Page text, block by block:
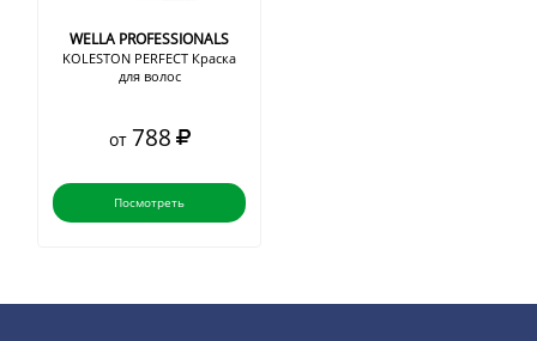
WELLA PROFESSIONALS
KOLESTON PERFECT Краска
для волос
от 788
Посмотреть